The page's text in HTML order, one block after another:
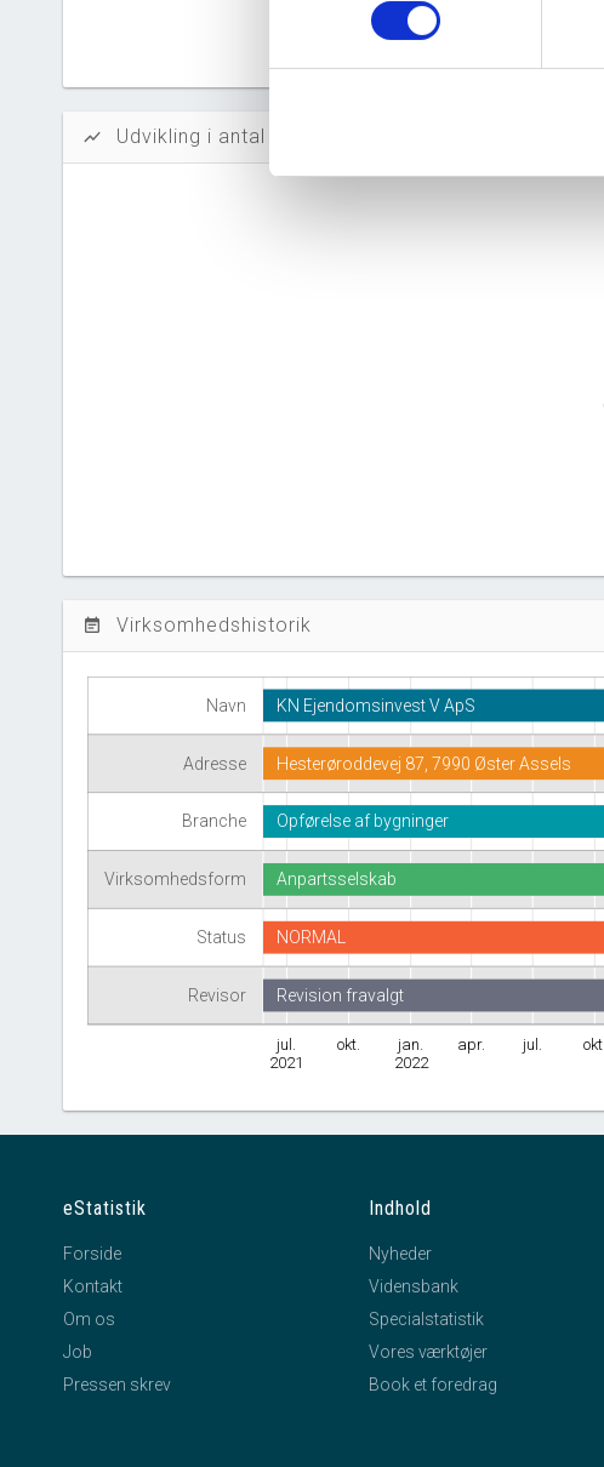
Tal fra
årsrapporterne i PDF.
show_chart Udvikling i antal ansatte
event_note Virksomhedshistorik
Navn
Adresse
Branche
Virksomhedsform
Status
Revisor
jul.
2021
okt.
jan.
2022
apr. jul. okt.
KN Ejendomsinvest V ApS
Hesterøroddevej 87, 7990 Øster Assels
Opførelse af bygninger
Anpartsselskab
NORMAL
Revision fravalgt
eStatistik
Forside
Kontakt
Om os
Job
Pressen skrev
Indhold
Nyheder
Vidensbank
Specialstatistik
Vores værktøjer
Book et foredrag